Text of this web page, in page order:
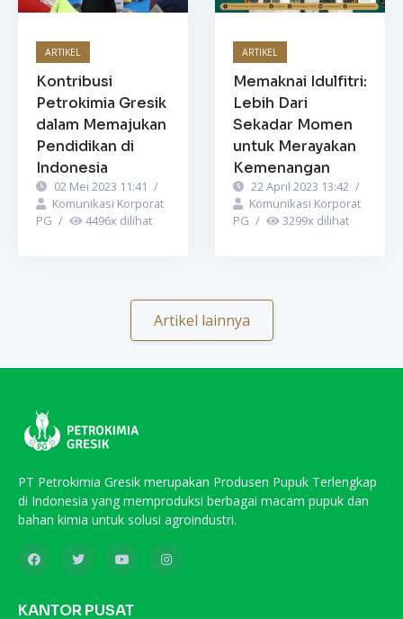
ARTIKEL
Kontribusi
Petrokimia Gresik
dalam Memajukan
Pendidikan di
Indonesia
02 Mei 2023 11:41 /
Komunikasi Korporat
PG / 4496x dilihat
ARTIKEL
Memaknai Idulfitri:
Lebih Dari
Sekadar Momen
untuk Merayakan
Kemenangan
22 April 2023 13:42 /
Komunikasi Korporat
PG / 3299x dilihat
Artikel lainnya
PT Petrokimia Gresik merupakan Produsen Pupuk Terlengkap
di Indonesia yang memproduksi berbagai macam pupuk dan
bahan kimia untuk solusi agroindustri.
KANTOR PUSAT